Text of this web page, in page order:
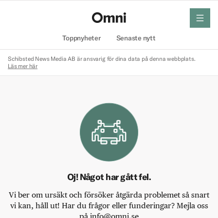
Toppnyheter Senaste nytt
meny
Schibsted News Media AB är ansvarig för dina data på denna webbplats.
Läs mer här
Oj! Något har gått fel.
Vi ber om ursäkt och försöker åtgärda problemet så snart
vi kan, håll ut! Har du frågor eller funderingar? Mejla oss